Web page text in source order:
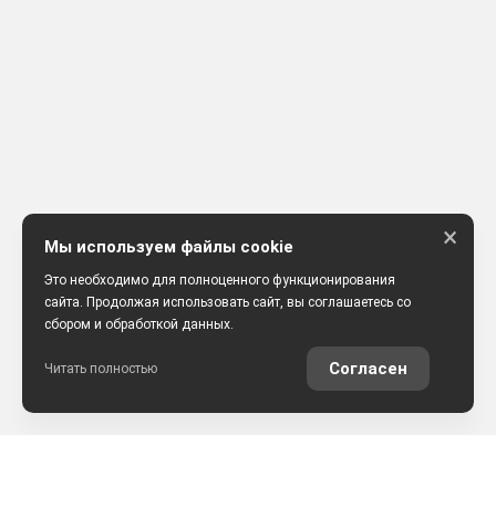
Мы используем файлы cookie
Это необходимо для полноценного функционирования
сайта. Продолжая использовать сайт, вы соглашаетесь со
сбором и обработкой данных.
Читать полностью Согласен
×